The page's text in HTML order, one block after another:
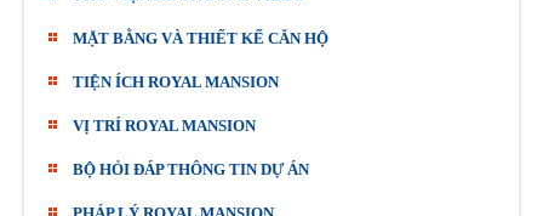
MẶT BẰNG VÀ THIẾT KẾ CĂN HỘ
TIỆN ÍCH ROYAL MANSION
VỊ TRÍ ROYAL MANSION
BỘ HỎI ĐÁP THÔNG TIN DỰ ÁN